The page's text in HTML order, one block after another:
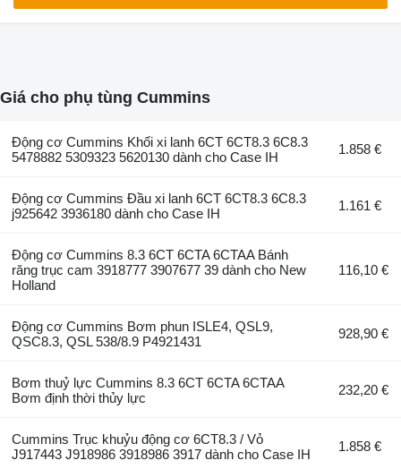
Giá cho phụ tùng Cummins
Động cơ Cummins Khối xi lanh 6CT 6CT8.3 6C8.3
5478882 5309323 5620130 dành cho Case IH
1.858 €
Động cơ Cummins Đầu xi lanh 6CT 6CT8.3 6C8.3
j925642 3936180 dành cho Case IH
1.161 €
Động cơ Cummins 8.3 6CT 6CTA 6CTAA Bánh
răng trục cam 3918777 3907677 39 dành cho New
Holland
116,10 €
Động cơ Cummins Bơm phun ISLE4, QSL9,
QSC8.3, QSL 538/8.9 P4921431
928,90 €
Bơm thuỷ lực Cummins 8.3 6CT 6CTA 6CTAA
Bơm định thời thủy lực
232,20 €
Cummins Trục khuỷu động cơ 6CT8.3 / Vỏ
J917443 J918986 3918986 3917 dành cho Case IH
1.858 €